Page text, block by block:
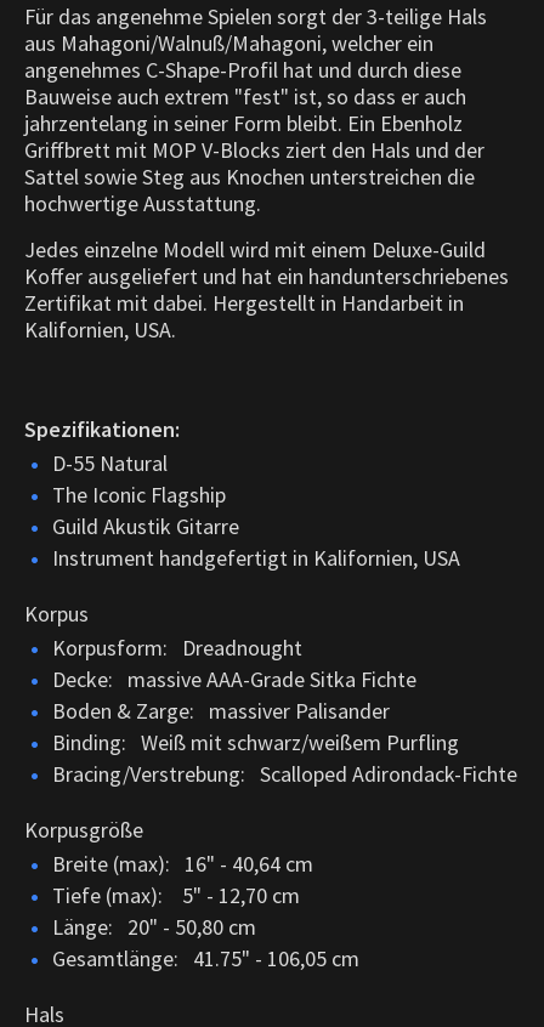
Für das angenehme Spielen sorgt der 3-teilige Hals
aus Mahagoni/Walnuß/Mahagoni, welcher ein
angenehmes C-Shape-Profil hat und durch diese
Bauweise auch extrem "fest" ist, so dass er auch
jahrzentelang in seiner Form bleibt. Ein Ebenholz
Griffbrett mit MOP V-Blocks ziert den Hals und der
Sattel sowie Steg aus Knochen unterstreichen die
hochwertige Ausstattung.
Jedes einzelne Modell wird mit einem Deluxe-Guild
Koffer ausgeliefert und hat ein handunterschriebenes
Zertifikat mit dabei. Hergestellt in Handarbeit in
Kalifornien, USA.
Spezifikationen:
D-55 Natural
The Iconic Flagship
Guild Akustik Gitarre
Instrument handgefertigt in Kalifornien, USA
Korpus
Korpusform: Dreadnought
Decke: massive AAA-Grade Sitka Fichte
Boden & Zarge: massiver Palisander
Binding: Weiß mit schwarz/weißem Purfling
Bracing/Verstrebung: Scalloped Adirondack-Fichte
Korpusgröße
Breite (max): 16" - 40,64 cm
Tiefe (max): 5" - 12,70 cm
Länge: 20" - 50,80 cm
Gesamtlänge: 41.75" - 106,05 cm
Hals